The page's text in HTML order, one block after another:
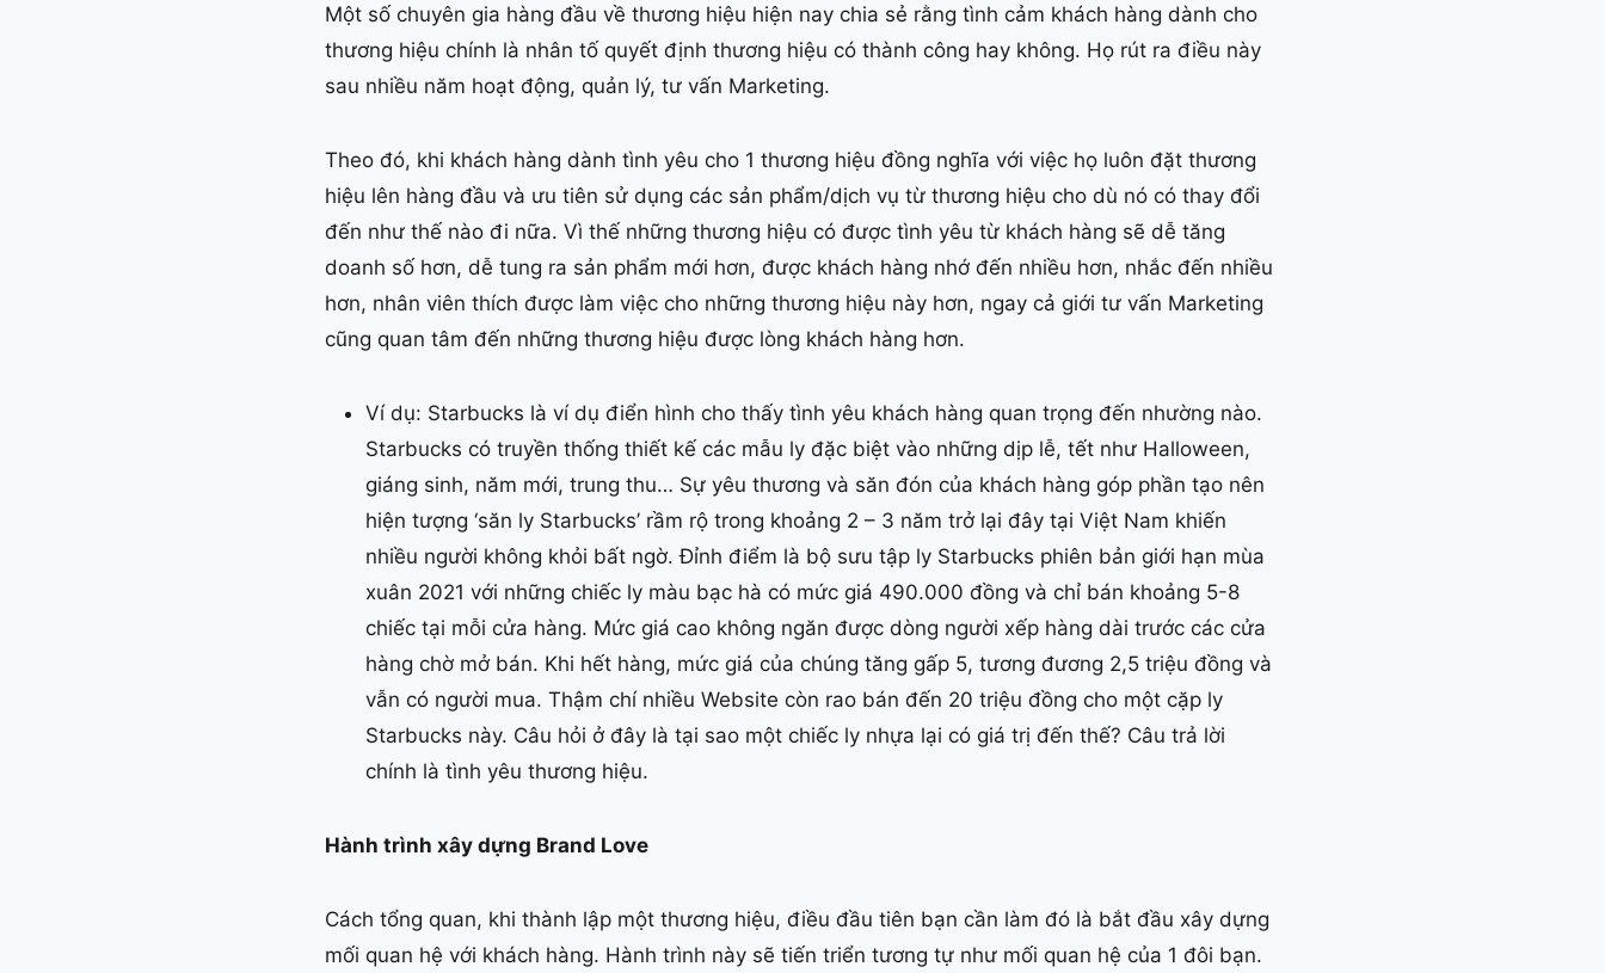
Một số chuyên gia hàng đầu về thương hiệu hiện nay chia sẻ rằng tình cảm khách hàng dành cho
thương hiệu chính là nhân tố quyết định thương hiệu có thành công hay không. Họ rút ra điều này
sau nhiều năm hoạt động, quản lý, tư vấn Marketing.
Theo đó, khi khách hàng dành tình yêu cho 1 thương hiệu đồng nghĩa với việc họ luôn đặt thương
hiệu lên hàng đầu và ưu tiên sử dụng các sản phẩm/dịch vụ từ thương hiệu cho dù nó có thay đổi
đến như thế nào đi nữa. Vì thế những thương hiệu có được tình yêu từ khách hàng sẽ dễ tăng
doanh số hơn, dễ tung ra sản phẩm mới hơn, được khách hàng nhớ đến nhiều hơn, nhắc đến nhiều
hơn, nhân viên thích được làm việc cho những thương hiệu này hơn, ngay cả giới tư vấn Marketing
cũng quan tâm đến những thương hiệu được lòng khách hàng hơn.
Ví dụ: Starbucks là ví dụ điển hình cho thấy tình yêu khách hàng quan trọng đến nhường nào.
Starbucks có truyền thống thiết kế các mẫu ly đặc biệt vào những dịp lễ, tết như Halloween,
giáng sinh, năm mới, trung thu… Sự yêu thương và săn đón của khách hàng góp phần tạo nên
hiện tượng ‘săn ly Starbucks’ rầm rộ trong khoảng 2 – 3 năm trở lại đây tại Việt Nam khiến
nhiều người không khỏi bất ngờ. Đỉnh điểm là bộ sưu tập ly Starbucks phiên bản giới hạn mùa
xuân 2021 với những chiếc ly màu bạc hà có mức giá 490.000 đồng và chỉ bán khoảng 5-8
chiếc tại mỗi cửa hàng. Mức giá cao không ngăn được dòng người xếp hàng dài trước các cửa
hàng chờ mở bán. Khi hết hàng, mức giá của chúng tăng gấp 5, tương đương 2,5 triệu đồng và
vẫn có người mua. Thậm chí nhiều Website còn rao bán đến 20 triệu đồng cho một cặp ly
Starbucks này. Câu hỏi ở đây là tại sao một chiếc ly nhựa lại có giá trị đến thế? Câu trả lời
chính là tình yêu thương hiệu.
Hành trình xây dựng Brand Love
Cách tổng quan, khi thành lập một thương hiệu, điều đầu tiên bạn cần làm đó là bắt đầu xây dựng
mối quan hệ với khách hàng. Hành trình này sẽ tiến triển tương tự như mối quan hệ của 1 đôi bạn.